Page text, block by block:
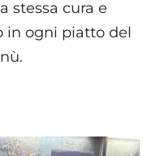
stessa cura e
in ogni piatto del